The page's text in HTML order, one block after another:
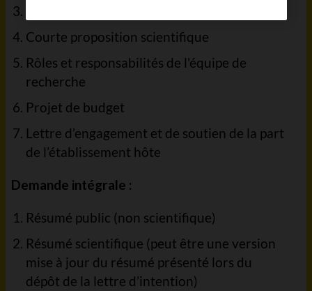
Courte proposition scientifique
Rôles et responsabilités de l'équipe de
recherche
Projet de budget
Lettre d’engagement et de soutien de la part
de l’établissement hôte
Demande intégrale :
Résumé public (non scientifique)
Résumé scientifique (peut être une version
mise à jour du résumé présenté lors du
dépôt de la lettre d’intention)